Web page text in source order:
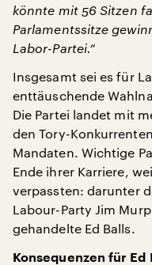
könnte mit 56 Sitzen
Parlamentssitze
Labor-Partei.“
Insgesamt sei es für
enttäuschende
Die Partei landet mit
den Tory-
Mandaten. Wichtige
Ende ihrer Karriere,
verpassten: darunter
Labour-Party Jim
gehandelte Ed Balls.
Konsequenzen für Ed